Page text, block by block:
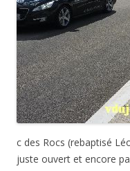
c des Rocs (rebaptisé
juste ouvert et encore